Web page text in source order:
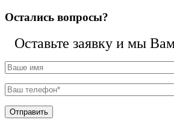
Остались вопросы?
Оставьте заявку и мы